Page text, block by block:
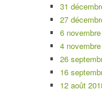
31
27
6
4
26
16
12 août